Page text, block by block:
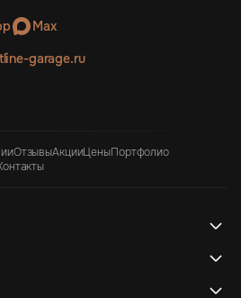
Max
garage.ru
ОтзывыАкцииЦеныПортфолио